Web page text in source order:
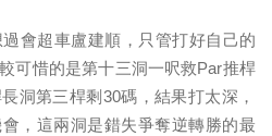
會超車盧建順，只管打好自己的
可惜的是第十三洞一呎救Par推桿
洞第三桿剩30碼，結果打太深，
， 這兩洞是錯失爭奪逆轉勝的最